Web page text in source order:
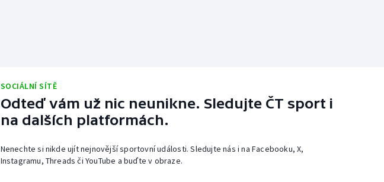
SOCIÁLNÍ SÍTĚ
Odteď vám už nic neunikne. Sledujte ČT sport i
na dalších platformách.
Nenechte si nikde ujít nejnovější sportovní události. Sledujte nás i na Facebooku, X,
Instagramu, Threads či YouTube a buďte v obraze.